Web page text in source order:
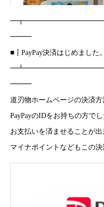
━━━
■┃PayPay決済はじめました。
━━━
道刃物ホームページの決済方
PayPayのIDをお持ちの方で
お支払いを済ませることが出
マイナポイントなどもこの